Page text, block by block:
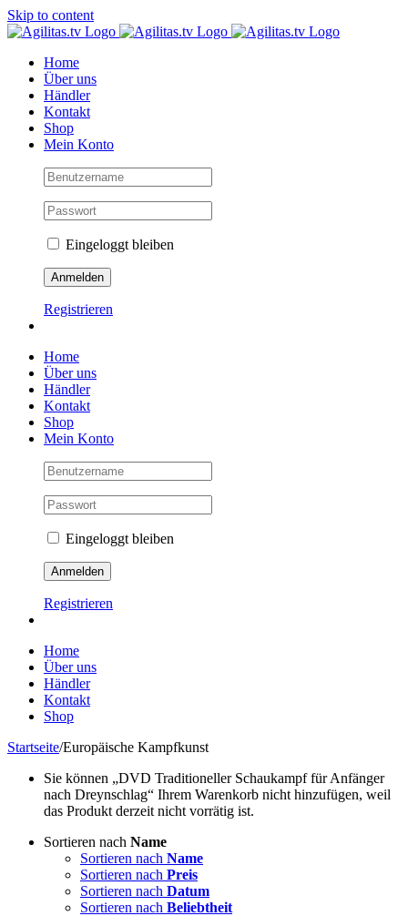
Skip to content
Home
Über uns
Händler
Kontakt
Shop
Mein Konto
Eingeloggt bleiben
Registrieren
Home
Über uns
Händler
Kontakt
Shop
Mein Konto
Eingeloggt bleiben
Registrieren
Home
Über uns
Händler
Kontakt
Shop
Startseite/Europäische Kampfkunst
Sie können „DVD Traditioneller Schaukampf für Anfänger
nach Dreynschlag“ Ihrem Warenkorb nicht hinzufügen, weil
das Produkt derzeit nicht vorrätig ist.
Sortieren nach Name
Sortieren nach Name
Sortieren nach Preis
Sortieren nach Datum
Sortieren nach Beliebtheit